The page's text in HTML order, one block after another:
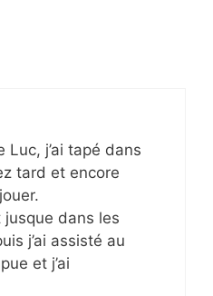
Luc, j’ai tapé dans
tard et encore
jusque dans les
j’ai assisté au
et j’ai